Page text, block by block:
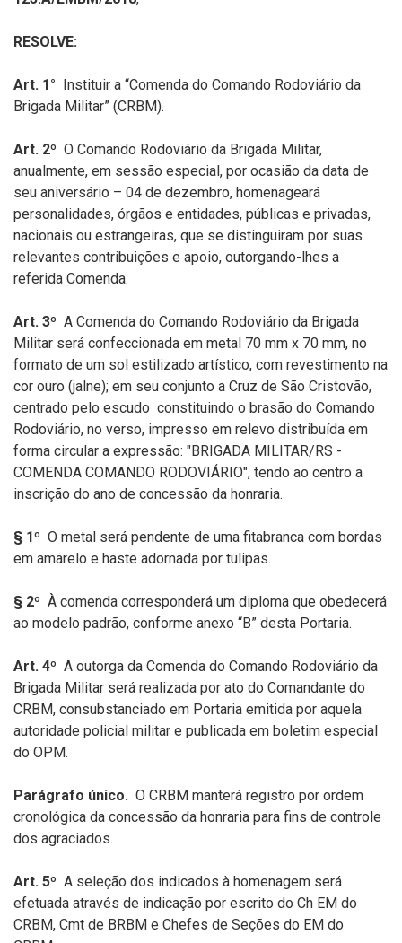
RESOLVE:
Art. 1° Instituir a “Comenda do Comando Rodoviário da
Brigada Militar” (CRBM).
Art. 2º O Comando Rodoviário da Brigada Militar,
anualmente, em sessão especial, por ocasião da data de
seu aniversário – 04 de dezembro, homenageará
personalidades, órgãos e entidades, públicas e privadas,
nacionais ou estrangeiras, que se distinguiram por suas
relevantes contribuições e apoio, outorgando-lhes a
referida Comenda.
Art. 3º A Comenda do Comando Rodoviário da Brigada
Militar será confeccionada em metal 70 mm x 70 mm, no
formato de um sol estilizado artístico, com revestimento na
cor ouro (jalne); em seu conjunto a Cruz de São Cristovão,
centrado pelo escudo constituindo o brasão do Comando
Rodoviário, no verso, impresso em relevo distribuída em
forma circular a expressão: "BRIGADA MILITAR/RS -
COMENDA COMANDO RODOVIÁRIO", tendo ao centro a
inscrição do ano de concessão da honraria.
§ 1º O metal será pendente de uma fitabranca com bordas
em amarelo e haste adornada por tulipas.
§ 2º À comenda corresponderá um diploma que obedecerá
ao modelo padrão, conforme anexo “B” desta Portaria.
Art. 4º A outorga da Comenda do Comando Rodoviário da
Brigada Militar será realizada por ato do Comandante do
CRBM, consubstanciado em Portaria emitida por aquela
autoridade policial militar e publicada em boletim especial
do OPM.
Parágrafo único. O CRBM manterá registro por ordem
cronológica da concessão da honraria para fins de controle
dos agraciados.
Art. 5º A seleção dos indicados à homenagem será
efetuada através de indicação por escrito do Ch EM do
CRBM, Cmt de BRBM e Chefes de Seções do EM do